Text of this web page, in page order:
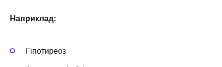
Наприклад:
Гіпотиреоз